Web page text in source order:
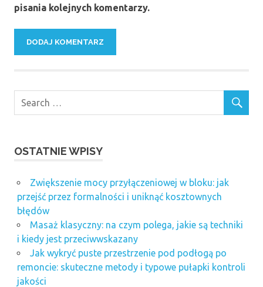
pisania kolejnych komentarzy.
OSTATNIE WPISY
Zwiększenie mocy przyłączeniowej w bloku: jak
przejść przez formalności i uniknąć kosztownych
błędów
Masaż klasyczny: na czym polega, jakie są techniki
i kiedy jest przeciwwskazany
Jak wykryć puste przestrzenie pod podłogą po
remoncie: skuteczne metody i typowe pułapki kontroli
jakości